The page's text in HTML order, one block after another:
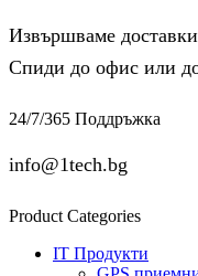
лв.).
Извършваме
Спиди до офис или
24/7/365 Поддръжка
info@1tech.bg
Product Categories
IT Продукти